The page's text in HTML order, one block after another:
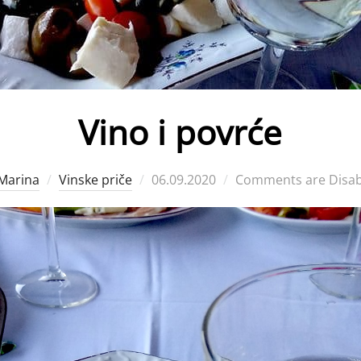
Vino i povrće
Vinske priče
Posted
06.09.2020 Comments are